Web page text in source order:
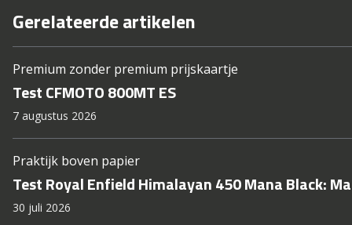
Gerelateerde artikelen
Premium zonder premium prijskaartje
Test CFMOTO 800MT ES
7 augustus 2026
Praktijk boven papier
Test Royal Enfield Himalayan 450 Mana Black:
30 juli 2026